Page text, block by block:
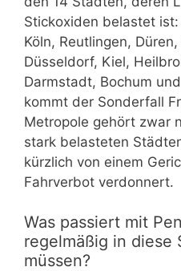
Stickoxiden belastet
Köln, Reutlingen,
Düsseldorf, Kiel,
Darmstadt, Bochum
kommt der Sonderfall
Metropole gehört zwar
stark belasteten
kürzlich von einem
Fahrverbot verdonnert.
Was passiert mit
regelmäßig in diese
müssen?